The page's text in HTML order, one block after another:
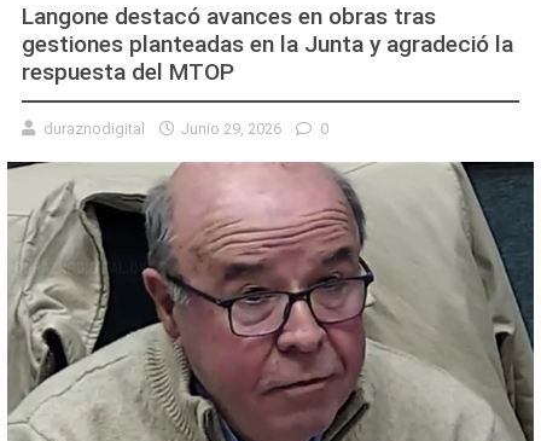
Langone destacó avances en obras tras
gestiones planteadas en la Junta y agradeció la
respuesta del MTOP
duraznodigital Junio 29, 2026 0